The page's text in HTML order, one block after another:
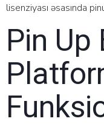
lisеnziyаsı əsаsındа
Рin Uр